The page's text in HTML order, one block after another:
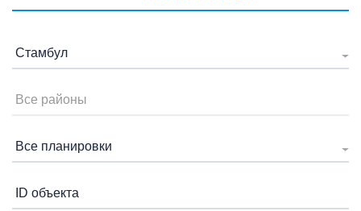
Стамбул
Все районы
Все планировки